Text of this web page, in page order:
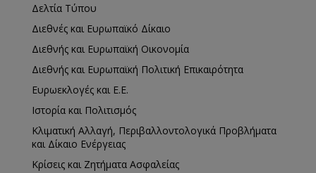
Δελτία Τύπου
Διεθνές και Ευρωπαϊκό Δίκαιο
Διεθνής και Ευρωπαϊκή Οικονομία
Διεθνής και Ευρωπαϊκή Πολιτική Επικαιρότητα
Ευρωεκλογές και Ε.Ε.
Ιστορία και Πολιτισμός
Κλιματική Αλλαγή, Περιβαλλοντολογικά Προβλήματα
και Δίκαιο Ενέργειας
Κρίσεις και Ζητήματα Ασφαλείας